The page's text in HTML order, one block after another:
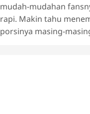
mudah-mudahan
rapi. Makin tahu
porsinya masing-